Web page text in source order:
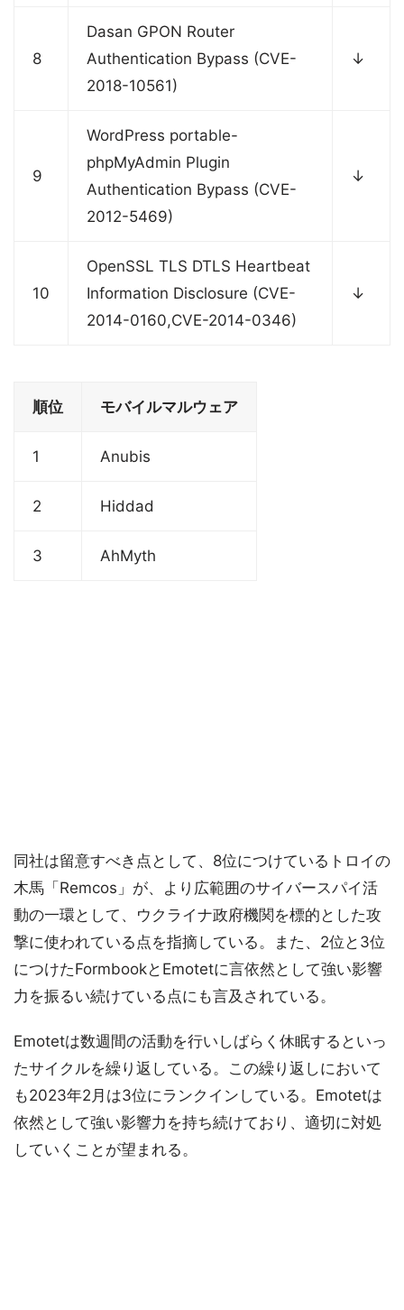
8
Dasan GPON Router
Authentication Bypass (CVE-
2018-10561)
↓
9
WordPress portable-
phpMyAdmin Plugin
Authentication Bypass (CVE-
2012-5469)
↓
10
OpenSSL TLS DTLS Heartbeat
Information Disclosure (CVE-
2014-0160,CVE-2014-0346)
↓
順位 モバイルマルウェア
1 Anubis
2 Hiddad
3 AhMyth
同社は留意すべき点として、8位につけているトロイの
木馬「Remcos」が、より広範囲のサイバースパイ活
動の一環として、ウクライナ政府機関を標的とした攻
撃に使われている点を指摘している。また、2位と3位
につけたFormbookとEmotetに言依然として強い影響
力を振るい続けている点にも言及されている。
Emotetは数週間の活動を行いしばらく休眠するといっ
たサイクルを繰り返している。この繰り返しにおいて
も2023年2月は3位にランクインしている。Emotetは
依然として強い影響力を持ち続けており、適切に対処
していくことが望まれる。